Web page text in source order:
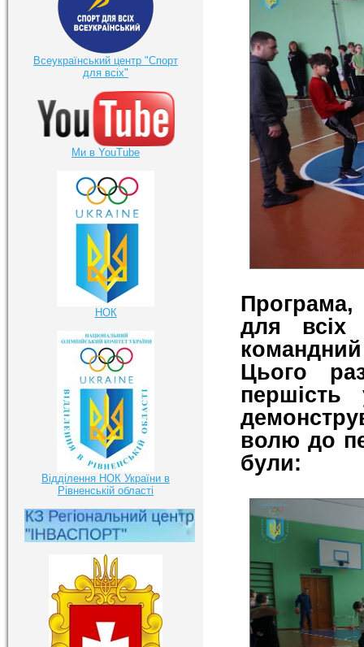
Програма,
для всіх
Цього
волю до
були:
Всеукраїнський центр "Спорт
для всіх"
Ми в YouTube
НОК
Відділення НОК України в
Рівненській області